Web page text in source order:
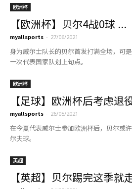
欧洲杯
【欧洲杯】贝尔4战0球 ...
myallsports - 27/06/2021
身为威尔士队长的贝尔首发打满全场，可
一次代表国家队划上句点。
欧洲杯
【足球】欧洲杯后考虑退
myallsports - 26/05/2021
在今夏代表威尔士参加欧洲杯后，贝尔或
尔夫球。
英超
【英超】贝尔踢完这季就